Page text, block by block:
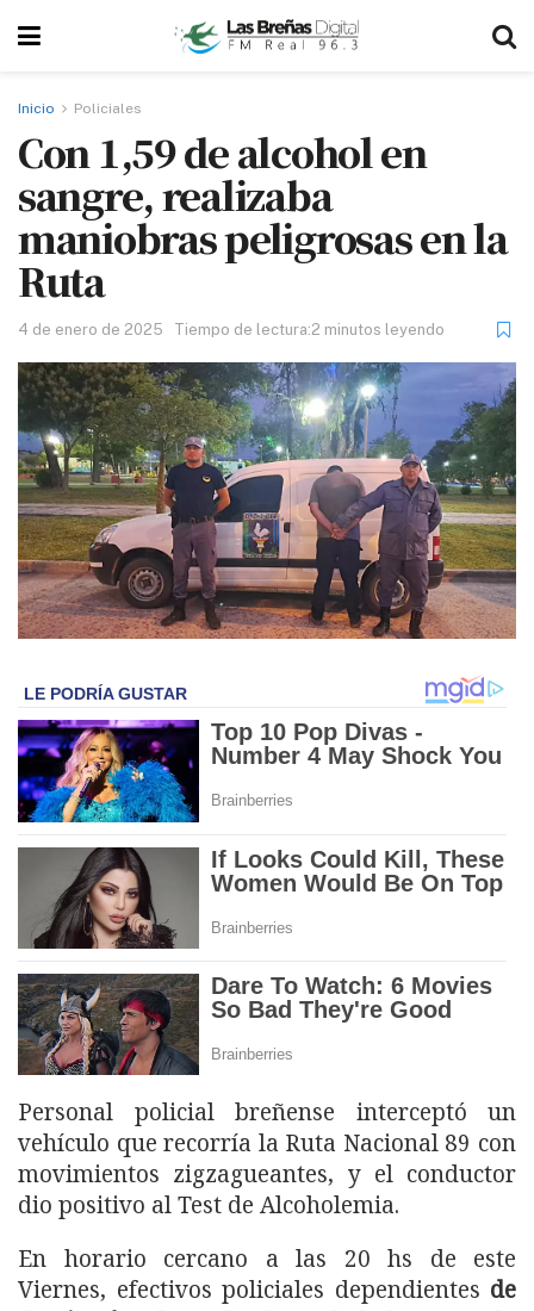
Inicio Policiales
Con 1,59 de alcohol en
sangre, realizaba
maniobras peligrosas en la
Ruta
4 de enero de 2025 Tiempo de lectura:2 minutos leyendo
Personal policial breñense interceptó un
vehículo que recorría la Ruta Nacional 89 con
movimientos zigzagueantes, y el conductor
dio positivo al Test de Alcoholemia.
En horario cercano a las 20 hs de este
Viernes, efectivos policiales dependientes de